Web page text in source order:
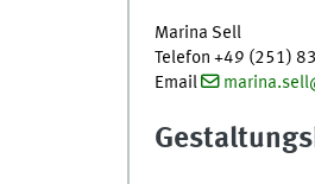
Marina Sell
Telefon +49 (251)
Email